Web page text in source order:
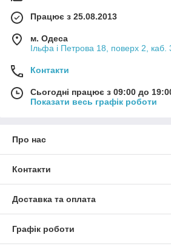
Працює з 25.08.2013
м. Одеса
Ільфа і Петрова 18, поверх 2, каб.
Контакти
Сьогодні працює з 09:00 до
Показати весь графік роботи
Про нас
Контакти
Доставка та оплата
Графік роботи